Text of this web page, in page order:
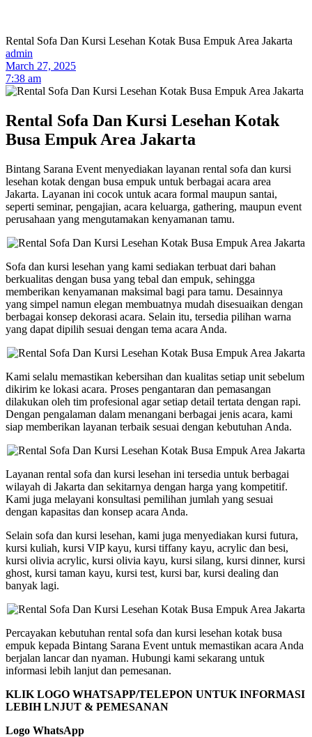
Rental Sofa Dan Kursi Lesehan Kotak Busa Empuk Area Jakarta
admin
March 27, 2025
7:38 am
Rental Sofa Dan Kursi Lesehan Kotak
Busa Empuk Area Jakarta
Bintang Sarana Event menyediakan layanan rental sofa dan kursi
lesehan kotak dengan busa empuk untuk berbagai acara area
Jakarta. Layanan ini cocok untuk acara formal maupun santai,
seperti seminar, pengajian, acara keluarga, gathering, maupun event
perusahaan yang mengutamakan kenyamanan tamu.
Sofa dan kursi lesehan yang kami sediakan terbuat dari bahan
berkualitas dengan busa yang tebal dan empuk, sehingga
memberikan kenyamanan maksimal bagi para tamu. Desainnya
yang simpel namun elegan membuatnya mudah disesuaikan dengan
berbagai konsep dekorasi acara. Selain itu, tersedia pilihan warna
yang dapat dipilih sesuai dengan tema acara Anda.
Kami selalu memastikan kebersihan dan kualitas setiap unit sebelum
dikirim ke lokasi acara. Proses pengantaran dan pemasangan
dilakukan oleh tim profesional agar setiap detail tertata dengan rapi.
Dengan pengalaman dalam menangani berbagai jenis acara, kami
siap memberikan layanan terbaik sesuai dengan kebutuhan Anda.
Layanan rental sofa dan kursi lesehan ini tersedia untuk berbagai
wilayah di Jakarta dan sekitarnya dengan harga yang kompetitif.
Kami juga melayani konsultasi pemilihan jumlah yang sesuai
dengan kapasitas dan konsep acara Anda.
Selain sofa dan kursi lesehan, kami juga menyediakan kursi futura,
kursi kuliah, kursi VIP kayu, kursi tiffany kayu, acrylic dan besi,
kursi olivia acrylic, kursi olivia kayu, kursi silang, kursi dinner, kursi
ghost, kursi taman kayu, kursi test, kursi bar, kursi dealing dan
banyak lagi.
Percayakan kebutuhan rental sofa dan kursi lesehan kotak busa
empuk kepada Bintang Sarana Event untuk memastikan acara Anda
berjalan lancar dan nyaman. Hubungi kami sekarang untuk
informasi lebih lanjut dan pemesanan.
KLIK LOGO WHATSAPP/TELEPON UNTUK INFORMASI
LEBIH LNJUT & PEMESANAN
Logo WhatsApp